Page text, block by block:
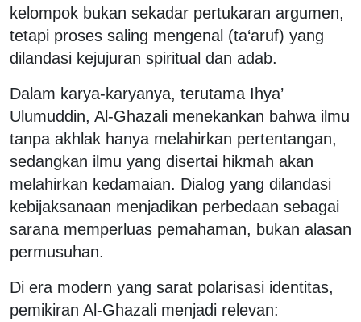
kelompok bukan sekadar pertukaran argumen,
tetapi proses saling mengenal (ta‘aruf) yang
dilandasi kejujuran spiritual dan adab.
Dalam karya-karyanya, terutama Ihya’
Ulumuddin, Al-Ghazali menekankan bahwa ilmu
tanpa akhlak hanya melahirkan pertentangan,
sedangkan ilmu yang disertai hikmah akan
melahirkan kedamaian. Dialog yang dilandasi
kebijaksanaan menjadikan perbedaan sebagai
sarana memperluas pemahaman, bukan alasan
permusuhan.
Di era modern yang sarat polarisasi identitas,
pemikiran Al-Ghazali menjadi relevan: